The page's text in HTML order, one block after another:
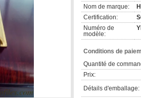
Nom de marque:
Certification:
Numéro de
modèle:
Conditions de
Quantité de
Prix:
Détails d'emballage: